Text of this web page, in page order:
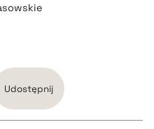
Udostępnij